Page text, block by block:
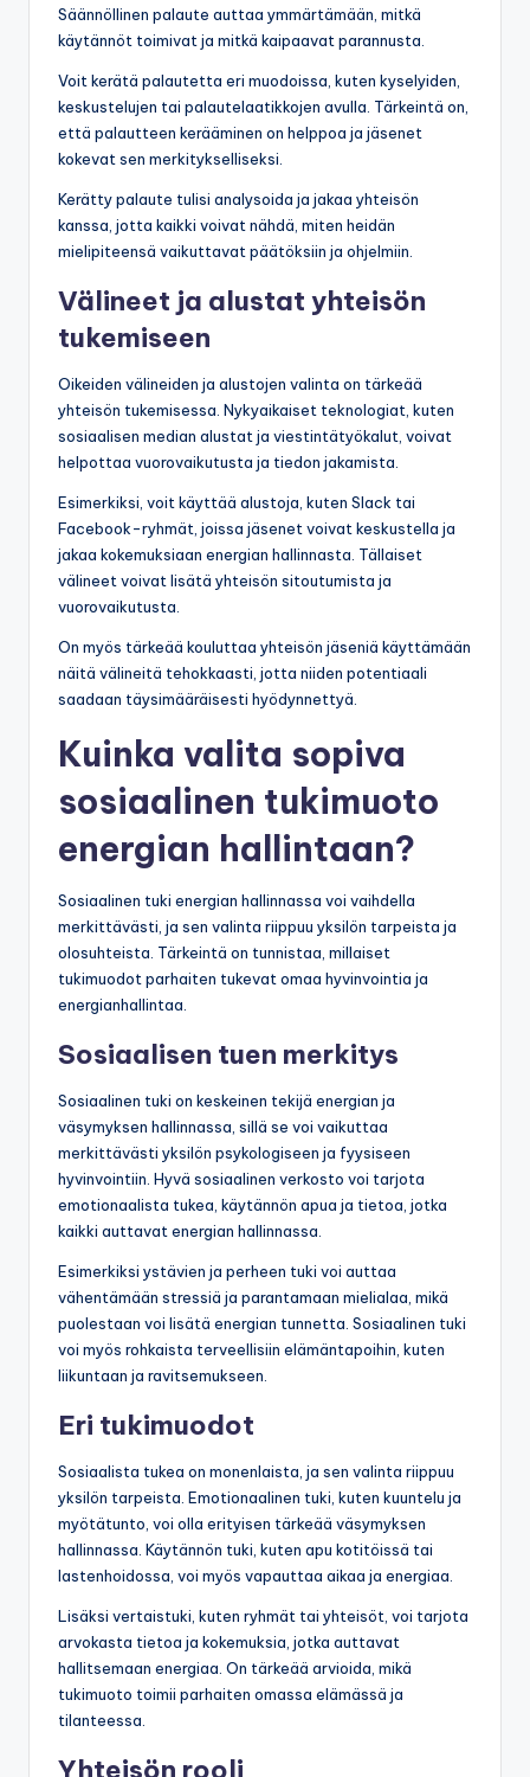
Säännöllinen palaute auttaa ymmärtämään, mitkä
käytännöt toimivat ja mitkä kaipaavat parannusta.
Voit kerätä palautetta eri muodoissa, kuten kyselyiden,
keskustelujen tai palautelaatikkojen avulla. Tärkeintä on,
että palautteen kerääminen on helppoa ja jäsenet
kokevat sen merkitykselliseksi.
Kerätty palaute tulisi analysoida ja jakaa yhteisön
kanssa, jotta kaikki voivat nähdä, miten heidän
mielipiteensä vaikuttavat päätöksiin ja ohjelmiin.
Välineet ja alustat yhteisön
tukemiseen
Oikeiden välineiden ja alustojen valinta on tärkeää
yhteisön tukemisessa. Nykyaikaiset teknologiat, kuten
sosiaalisen median alustat ja viestintätyökalut, voivat
helpottaa vuorovaikutusta ja tiedon jakamista.
Esimerkiksi, voit käyttää alustoja, kuten Slack tai
Facebook-ryhmät, joissa jäsenet voivat keskustella ja
jakaa kokemuksiaan energian hallinnasta. Tällaiset
välineet voivat lisätä yhteisön sitoutumista ja
vuorovaikutusta.
On myös tärkeää kouluttaa yhteisön jäseniä käyttämään
näitä välineitä tehokkaasti, jotta niiden potentiaali
saadaan täysimääräisesti hyödynnettyä.
Kuinka valita sopiva
sosiaalinen tukimuoto
energian hallintaan?
Sosiaalinen tuki energian hallinnassa voi vaihdella
merkittävästi, ja sen valinta riippuu yksilön tarpeista ja
olosuhteista. Tärkeintä on tunnistaa, millaiset
tukimuodot parhaiten tukevat omaa hyvinvointia ja
energianhallintaa.
Sosiaalisen tuen merkitys
Sosiaalinen tuki on keskeinen tekijä energian ja
väsymyksen hallinnassa, sillä se voi vaikuttaa
merkittävästi yksilön psykologiseen ja fyysiseen
hyvinvointiin. Hyvä sosiaalinen verkosto voi tarjota
emotionaalista tukea, käytännön apua ja tietoa, jotka
kaikki auttavat energian hallinnassa.
Esimerkiksi ystävien ja perheen tuki voi auttaa
vähentämään stressiä ja parantamaan mielialaa, mikä
puolestaan voi lisätä energian tunnetta. Sosiaalinen tuki
voi myös rohkaista terveellisiin elämäntapoihin, kuten
liikuntaan ja ravitsemukseen.
Eri tukimuodot
Sosiaalista tukea on monenlaista, ja sen valinta riippuu
yksilön tarpeista. Emotionaalinen tuki, kuten kuuntelu ja
myötätunto, voi olla erityisen tärkeää väsymyksen
hallinnassa. Käytännön tuki, kuten apu kotitöissä tai
lastenhoidossa, voi myös vapauttaa aikaa ja energiaa.
Lisäksi vertaistuki, kuten ryhmät tai yhteisöt, voi tarjota
arvokasta tietoa ja kokemuksia, jotka auttavat
hallitsemaan energiaa. On tärkeää arvioida, mikä
tukimuoto toimii parhaiten omassa elämässä ja
tilanteessa.
Yhteisön rooli